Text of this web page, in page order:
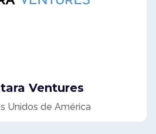
Ventures
Unidos de América